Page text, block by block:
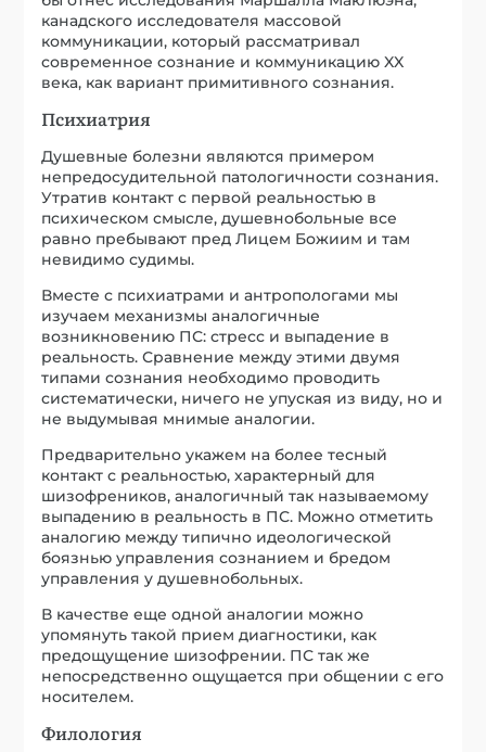
Вместе с психиатрами и антропологами мы
изучаем механизмы аналогичные
возникновению ПС: стресс и выпадение в
реальность. Сравнение между этими двумя
типами сознания необходимо проводить
систематически, ничего не упуская из виду, но и
не выдумывая мнимые аналогии.
Предварительно укажем на более тесный
контакт с реальностью, характерный для
шизофреников, аналогичный так называемому
выпадению в реальность в ПС. Можно отметить
аналогию между типично идеологической
боязнью управления сознанием и бредом
управления у душевнобольных.
В качестве еще одной аналогии можно
упомянуть такой прием диагностики, как
предощущение шизофрении. ПС так же
непосредственно ощущается при общении с его
носителем.
Филология
Филологические методы и приемы особенно
полезны по причине той глубокой связи,
которая существует между сознанием и речью.
Большой вклад в исследование патологического
сознания может внести общее языкознание, где
мы обратимся к трудам Г. Шпета, Э. Сепира, Н.
Хомского и лингвистической философии Л.
Витгенштейна. Особенное внимание
привлекают языковые универсалии и
семантические единицы, «семантические
примитивы» А. Вежбицкой и т.п.